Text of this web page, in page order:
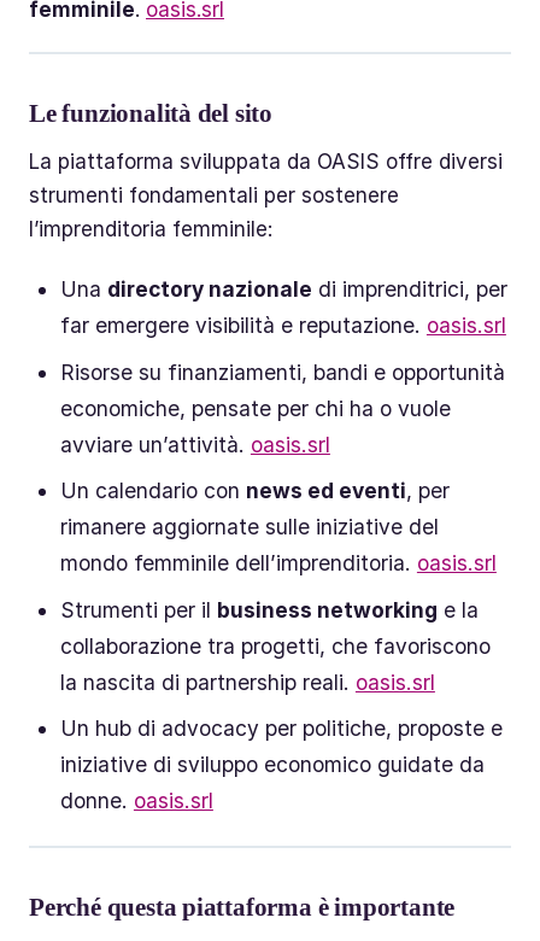
femminile. oasis.srl
Le funzionalità del sito
La piattaforma sviluppata da OASIS offre diversi
strumenti fondamentali per sostenere
l’imprenditoria femminile:
Una directory nazionale di imprenditrici, per
far emergere visibilità e reputazione. oasis.srl
Risorse su finanziamenti, bandi e opportunità
economiche, pensate per chi ha o vuole
avviare un’attività. oasis.srl
Un calendario con news ed eventi, per
rimanere aggiornate sulle iniziative del
mondo femminile dell’imprenditoria. oasis.srl
Strumenti per il business networking e la
collaborazione tra progetti, che favoriscono
la nascita di partnership reali. oasis.srl
Un hub di advocacy per politiche, proposte e
iniziative di sviluppo economico guidate da
donne. oasis.srl
Perché questa piattaforma è importante